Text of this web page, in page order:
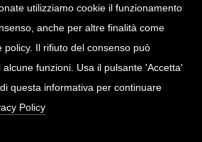
Mark II
200 : Guida all’acquisto
utilizziamo cookie il funzionamento
anche per altre finalità come
policy. Il rifiuto del consenso può
funzioni. Usa il pulsante 'Accetta'
questa informativa per continuare
Policy